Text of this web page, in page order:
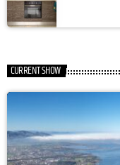
CURRENT SHOW